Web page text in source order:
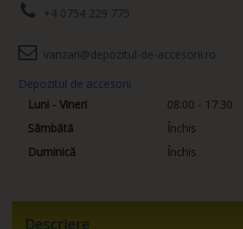
+4 0754 229 775
vanzari@depozitul-de-accesorii.ro
Depozitul de accesorii
Luni - Vineri
08:00 - 17:30
Sâmbătă
Închis
Duminică
Închis
Descriere